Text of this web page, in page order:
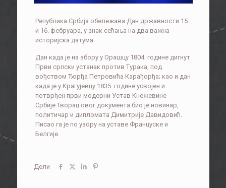
Република Србија обележава Дан државности 15.
и 16. фебруара, у знак сећања на два важна
историјска датума.
Дан када је на збору у Орашцу 1804. године дигнут
Први српски устанак против Турака, под
вођством Ђорђа Петровића Карађорђа; као и дан
када је у Kрагујевцу 1835. године усвојен и
потврђен први модерни Устав Kнежевине
Србије.Творац овог документа био је новинар,
политичар и дипломата Димитрије Давидовић.
Писао га је по узору на уставе Француске и
Белгије.
Дели